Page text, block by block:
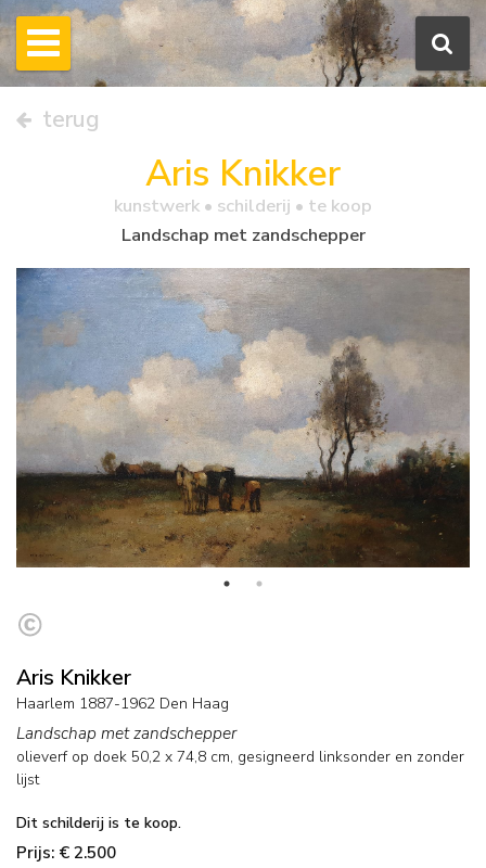
terug
Aris Knikker
kunstwerk • schilderij • te koop
Landschap met zandschepper
Aris Knikker
Haarlem 1887-1962 Den Haag
Landschap met zandschepper
olieverf op doek 50,2 x 74,8 cm, gesigneerd linksonder en zonder
lijst
Dit schilderij is te koop.
Prijs: € 2.500